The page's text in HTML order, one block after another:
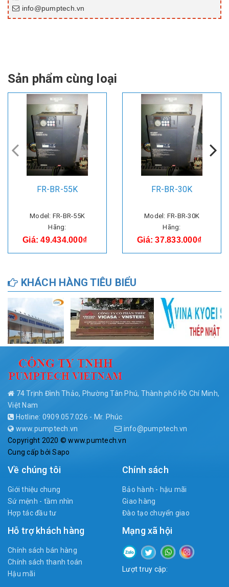
info@pumptech.vn
Sản phẩm cùng loại
FR-BR-55K
Model: FR-BR-55K
Hãng:
Giá: 49.434.000₫
FR-BR-30K
Model: FR-BR-30K
Hãng:
Giá: 37.833.000₫
KHÁCH HÀNG TIÊU BIỂU
74 Trịnh Đình Thảo, Phường Tân Phú, Thành phố Hồ Chí Minh,
Việt Nam
Hotline: 0909.057.026 - Mr. Phúc
www.pumptech.vn
info@pumptech.vn
Copyright 2020 © www.pumtech.vn
Cung cấp bởiSapo
Về chúng tôi
Giới thiệu chung
Sứ mệnh - tầm nhìn
Hợp tác đầu tư
Chính sách
Bảo hành - hậu mãi
Giao hàng
Đào tạo chuyển giao
Hỗ trợ khách hàng
Chính sách bán hàng
Chính sách thanh toán
Hậu mãi
Mạng xã hội
Lượt truy cập: